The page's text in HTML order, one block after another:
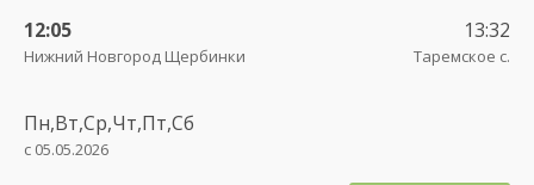
12:05
Нижний Новгород Щербинки
13:32
Таремское с.
Пн,Вт,Ср,Чт,Пт,Сб
с 05.05.2026